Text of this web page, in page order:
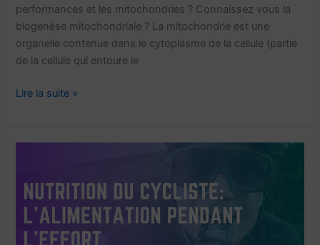
performances et les mitochondries ? Connaissez vous la
biogenèse mitochondriale ? La mitochondrie est une
organelle contenue dans le cytoplasme de la cellule (partie
de la cellule qui entoure le
Qu’est
les
Lire la suite »